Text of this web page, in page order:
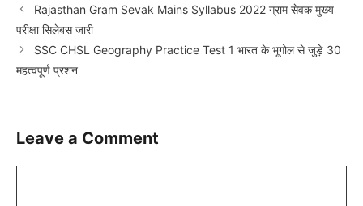
Rajasthan Gram Sevak Mains Syllabus 2022 ग्राम सेवक मुख्य
परीक्षा सिलेबस जारी
SSC CHSL Geography Practice Test 1 भारत के भूगोल से जुड़े 30
महत्वपूर्ण प्रशन
Leave a Comment